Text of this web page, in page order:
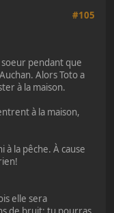
#105
pendant que
Alors Toto a
à la maison.
à la maison,
à la pêche. À cause
elle sera